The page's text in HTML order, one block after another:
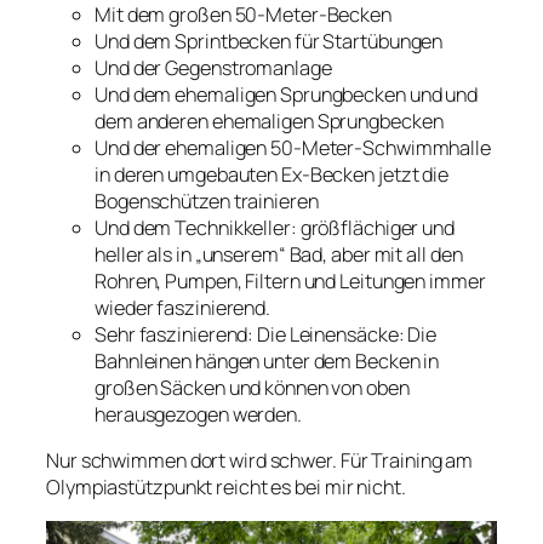
Mit dem großen 50-Meter-Becken
Und dem Sprintbecken für Startübungen
Und der Gegenstromanlage
Und dem ehemaligen Sprungbecken und und
dem anderen ehemaligen Sprungbecken
Und der ehemaligen 50-Meter-Schwimmhalle
in deren umgebauten Ex-Becken jetzt die
Bogenschützen trainieren
Und dem Technikkeller: größflächiger und
heller als in „unserem“ Bad, aber mit all den
Rohren, Pumpen, Filtern und Leitungen immer
wieder faszinierend.
Sehr faszinierend: Die Leinensäcke: Die
Bahnleinen hängen unter dem Becken in
großen Säcken und können von oben
herausgezogen werden.
Nur schwimmen dort wird schwer. Für Training am
Olympiastützpunkt reicht es bei mir nicht.